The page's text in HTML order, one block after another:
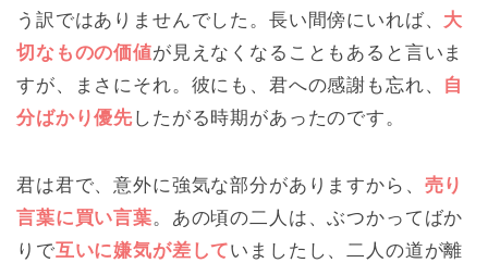
う訳ではありませんでした。長い間傍にいれば、 大
切なものの価値が見えなくなることもあると言いま
すが、まさにそれ。彼にも、君への感謝も忘れ、 自
分ばかり優先したがる時期があったのです。
君は君で、意外に強気な部分がありますから、 売り
言葉に買い言葉。あの頃の二人は、ぶつかってばか
りで互いに嫌気が差していましたし、二人の道が離